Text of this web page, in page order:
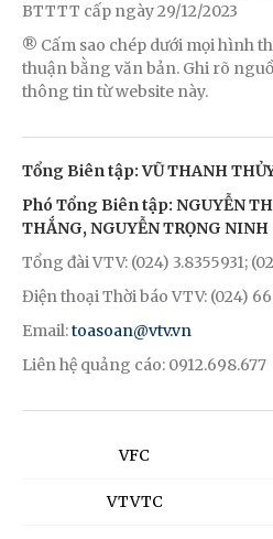
BTTTT cấp ngày 29/12/2023
® Cấm sao chép dưới mọi hình
thuận bằng văn bản. Ghi rõ
thông tin từ website này.
Tổng Biên tập: VŨ THANH
Phó Tổng Biên tập: NGUYỄN
THẮNG, NGUYỄN TRỌNG NINH
Tổng đài VTV: (024) 3.8355931;
Điện thoại Thời báo VTV: (024)
Email:toasoan@vtv.vn
Liên hệ quảng cáo: 0912.698.677
VFC
VTVTC